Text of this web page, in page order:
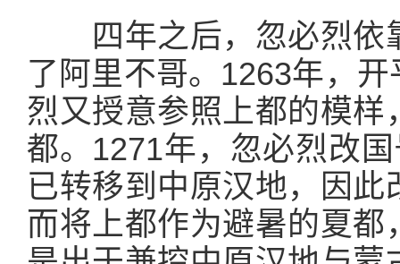
四年之后，忽必烈依
了阿里不哥。1263年，
烈又授意参照上都的模
都。1271年，忽必烈改
已转移到中原汉地，因
而将上都作为避暑的夏